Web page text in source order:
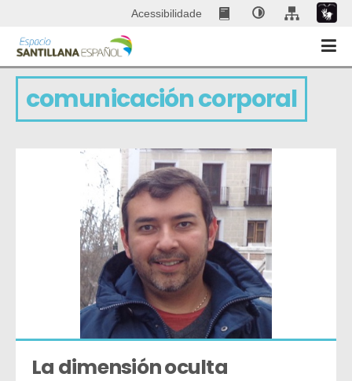
Acessibilidade
comunicación corporal
La dimensión oculta